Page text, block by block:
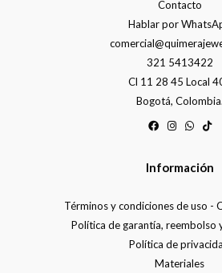
Contacto
Hablar por
321 5413422
Cl 11 28 45 Local
Bogotá, Colombia.
Información
Términos y condiciones de uso -
Política de garantía, reembolso
Política de
Materiales